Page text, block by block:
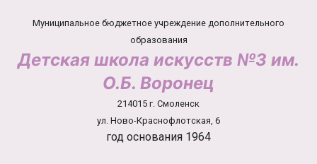
Муниципальное бюджетное учреждение дополнительного
образования
Детская школа искусств №3 им.
О.Б. Воронец
214015 г. Смоленск
ул. Ново-Краснофлотская, 6
год основания 1964